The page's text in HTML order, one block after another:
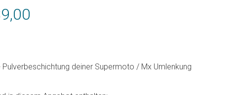
Pulverbeschichtung deiner Supermoto / Mx Umlenkung